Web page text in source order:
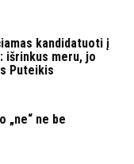
kandidatuoti į
išrinkus meru, jo
Puteikis
„ne“ ne be